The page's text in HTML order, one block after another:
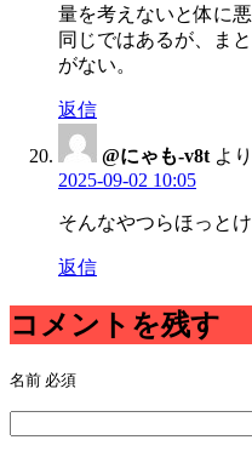
量を考えないと体に
同じではあるが、ま
がない。
返信
@にゃも-v8t よ
2025-09-02 10:05
そんなやつらほっと
返信
コメントを残す
名前 必須